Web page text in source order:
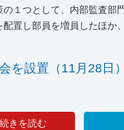
１つとして、内部監査
置し部員を増員したほ
を設置（11月28日）
きを読む